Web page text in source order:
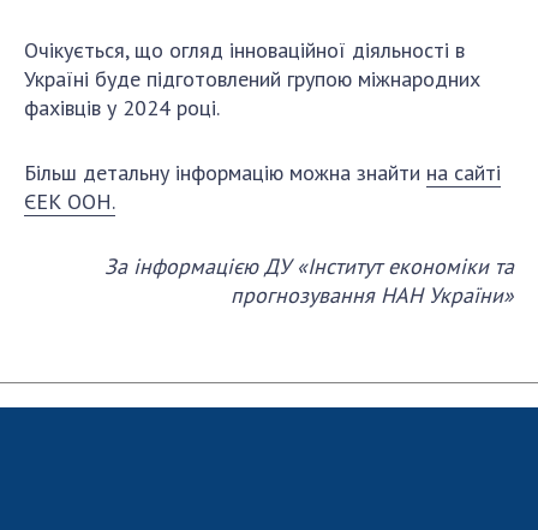
Очікується, що огляд інноваційної діяльності в
Україні буде підготовлений групою міжнародних
фахівців у 2024 році.
Більш детальну інформацію можна знайти на сайті
ЄЕК ООН.
За інформацією ДУ «Інститут економіки та
прогнозування НАН України»